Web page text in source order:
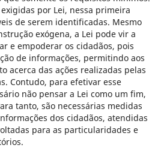
por Lei, nessa primeira
de serem identificadas. Mesmo
exógena, a Lei pode vir a
e empoderar os cidadãos, pois
de informações, permitindo aos
acerca das ações realizadas pelas
Contudo, para efetivar esse
não pensar a Lei como um fim,
tanto, são necessárias medidas
dos cidadãos, atendidas
para as particularidades e